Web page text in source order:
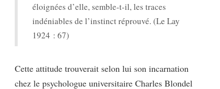
éloignées d’elle, semble-t-il, les traces
indéniables de l’instinct réprouvé. (Le Lay
1924 : 67)
Cette attitude trouverait selon lui son incarnation
chez le psychologue universitaire Charles Blondel